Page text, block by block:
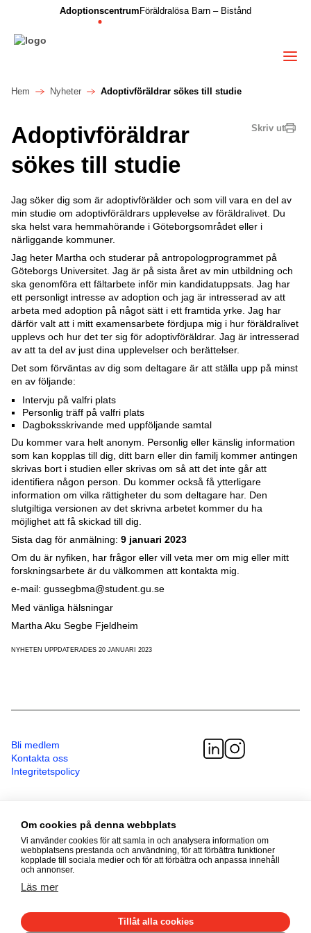
Adoptionscentrum Föräldralösa Barn – Bistånd
Hem Nyheter Adoptivföräldrar sökes till studie
Skriv ut
Adoptivföräldrar
sökes till studie
Jag söker dig som är adoptivförälder och som vill vara en del av
min studie om adoptivföräldrars upplevelse av föräldralivet. Du
ska helst vara hemmahörande i Göteborgsområdet eller i
närliggande kommuner.
Jag heter Martha och studerar på antropologprogrammet på
Göteborgs Universitet. Jag är på sista året av min utbildning och
ska genomföra ett fältarbete inför min kandidatuppsats. Jag har
ett personligt intresse av adoption och jag är intresserad av att
arbeta med adoption på något sätt i ett framtida yrke. Jag har
därför valt att i mitt examensarbete fördjupa mig i hur föräldralivet
upplevs och hur det ter sig för adoptivföräldrar. Jag är intresserad
av att ta del av just dina upplevelser och berättelser.
Det som förväntas av dig som deltagare är att ställa upp på minst
en av följande:
Intervju på valfri plats
Personlig träff på valfri plats
Dagboksskrivande med uppföljande samtal
Du kommer vara helt anonym. Personlig eller känslig information
som kan kopplas till dig, ditt barn eller din familj kommer antingen
skrivas bort i studien eller skrivas om så att det inte går att
identifiera någon person. Du kommer också få ytterligare
information om vilka rättigheter du som deltagare har. Den
slutgiltiga versionen av det skrivna arbetet kommer du ha
möjlighet att få skickad till dig.
Sista dag för anmälning: 9 januari 2023
Om du är nyfiken, har frågor eller vill veta mer om mig eller mitt
forskningsarbete är du välkommen att kontakta mig.
e-mail: gussegbma@student.gu.se
Med vänliga hälsningar
Martha Aku Segbe Fjeldheim
NYHETEN UPPDATERADES 20 JANUARI 2023
Bli medlem
Kontakta oss
Integritetspolicy
08 - 587 499 00
Besöksadress
Sveavägen 41
111 34 Stockholm
Alla rättigheter förbehållna
Om cookies på denna webbplats
Vi använder cookies för att samla in och analysera information om
webbplatsens prestanda och användning, för att förbättra funktioner
kopplade till sociala medier och för att förbättra och anpassa innehåll
och annonser.
Läs mer
Tillåt alla cookies